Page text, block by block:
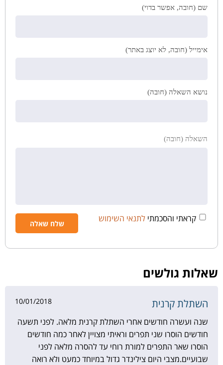
שם (חובה, אפשר בדוי)
אימייל (חובה, לא יוצג באתר)
נושא השאלה (חובה)
השאלה (חובה)
קראתי והסכמתי לתנאי השימוש
שאלות גולשים
השתלת קרנית 10/01/2018
שנה ועשרה חודשים אחרי השתלת קרנית מלאה. לפני תשעה
חודשים הוסרו שני תפרים וראיתי מצויין לאחר כמה חודשים
הוסרו שאר התפרים למורת רוחי עד להסרה מלאה לפני
שבועיים.מצבי היום צילינדר גדול במיוחד כמעט ולא רואה